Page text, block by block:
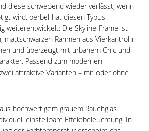
diese schwebend wieder verlässt, wenn
wird. berbel hat diesen Typus
weiterentwickelt: Die Skyline Frame ist
mattschwarzen Rahmen aus Vierkantrohr
und überzeugt mit urbanem Chic und
Passend zum modernen
attraktive Varianten – mit oder ohne
hochwertigem grauem Rauchglas
einstellbare Effektbeleuchtung. In